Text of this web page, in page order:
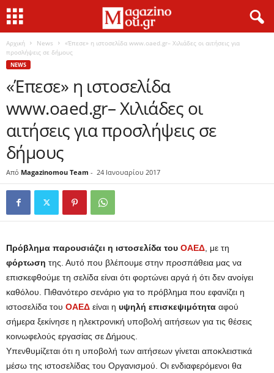
Αρχική News
«Έπεσε» η ιστοσελίδα www.oaed.gr– Χιλιάδες οι αιτήσεις για
προσλήψεις σε δήμους
NEWS
«Έπεσε» η ιστοσελίδα
www.oaed.gr– Χιλιάδες οι
αιτήσεις για προσλήψεις σε
δήμους
Από Magazinomou Team - 24 Ιανουαρίου 2017
Πρόβλημα παρουσιάζει η ιστοσελίδα του ΟΑΕΔ , με τη
φόρτωση της. Αυτό που βλέπουμε στην προσπάθεια μας να
επισκεφθούμε τη σελίδα είναι ότι φορτώνει αργά ή ότι δεν ανοίγει
καθόλου. Πιθανότερο σενάριο για το πρόβλημα που εφανίζει η
ιστοσελίδα του ΟΑΕΔ είναι η υψηλή επισκεψιμότητα αφού
σήμερα ξεκίνησε η ηλεκτρονική υποβολή αιτήσεων για τις θέσεις
κοινωφελούς εργασίας σε Δήμους.
Υπενθυμίζεται ότι η υποβολή των αιτήσεων γίνεται αποκλειστικά
μέσω της ιστοσελίδας του Οργανισμού. Οι ενδιαφερόμενοι θα